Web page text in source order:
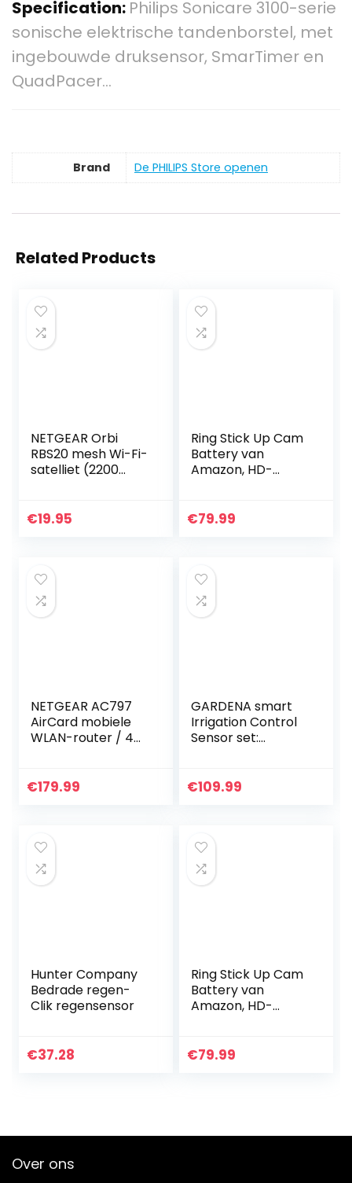
Specification: Philips Sonicare 3100-serie
sonische elektrische tandenborstel, met
ingebouwde druksensor, SmarTimer en
QuadPacer…
Brand De PHILIPS Store openen
Related Products
NETGEAR Orbi
RBS20 mesh Wi-Fi-
satelliet (2200
AC2200, draadloze
€19.95
Ring Stick Up Cam
Battery van
Amazon, HD-
audio | Inclusief
€79.99
NETGEAR AC797
AirCard mobiele
WLAN-router / 4G
tot 400 Mbps,
€179.99
GARDENA smart
Irrigation Control
Sensor set:
ventielen (24 V),
€109.99
Hunter Company
Bedrade regen-
Clik regensensor
€37.28
Ring Stick Up Cam
Battery van
Amazon, HD-
audio | Inclusief
€79.99
Over ons